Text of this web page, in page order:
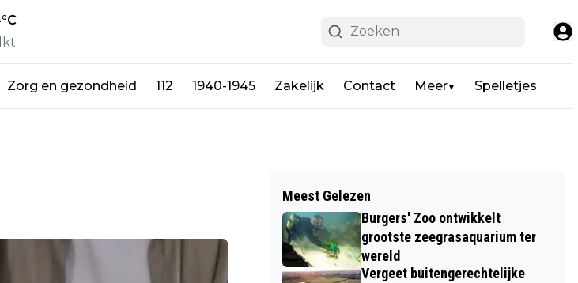
°C
Zorg en gezondheid 112 1940-1945 Zakelijk Contact Meer▼ Spelletjes
Meest Gelezen
Burgers' Zoo ontwikkelt
grootste zeegrasaquarium ter
wereld
Vergeet buitengerechtelijke